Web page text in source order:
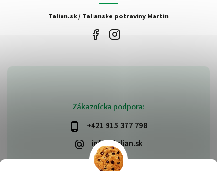
Zákaznícka podpora:
+421 915 377 798
info@talian.sk
Talian.sk / Talianske potraviny Martin